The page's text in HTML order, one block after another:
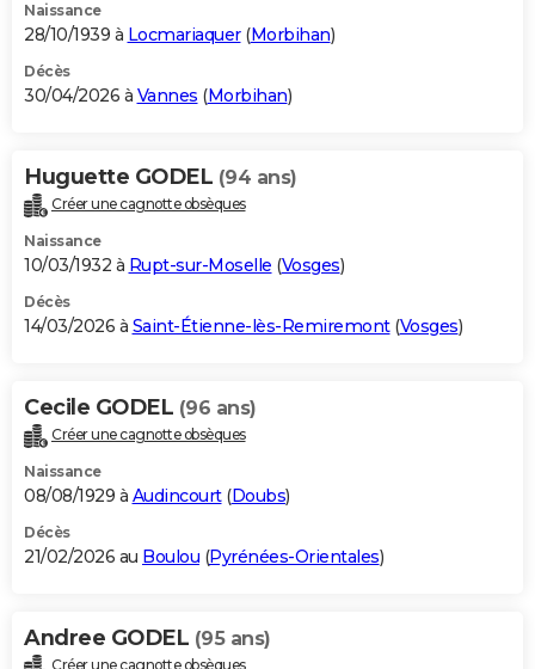
Naissance
28/10/1939 à Locmariaquer(Morbihan)
Décès
30/04/2026 à Vannes (Morbihan)
Huguette GODEL (94 ans)
Créer une cagnotte obsèques
Naissance
10/03/1932 à Rupt-sur-Moselle (Vosges)
Décès
14/03/2026 à Saint-Étienne-lès-Remiremont(Vosges)
Cecile GODEL (96 ans)
Créer une cagnotte obsèques
Naissance
08/08/1929 à Audincourt(Doubs)
Décès
21/02/2026 au Boulou (Pyrénées-Orientales)
Andree GODEL (95 ans)
Créer une cagnotte obsèques